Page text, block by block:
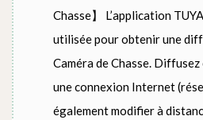
Chasse】 L’application
utilisée pour obtenir une
Caméra de Chasse.
une connexion Internet
également modifier à